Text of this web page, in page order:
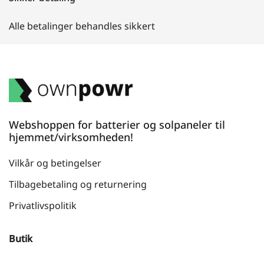
Alle betalinger behandles sikkert
Webshoppen for batterier og solpaneler til
hjemmet/virksomheden!
Vilkår og betingelser
Tilbagebetaling og returnering
Privatlivspolitik
Butik